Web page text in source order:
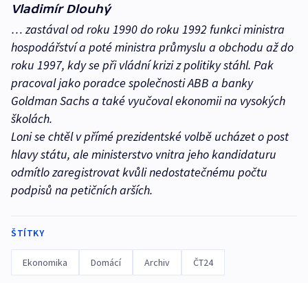
Vladimír Dlouhý
… zastával od roku 1990 do roku 1992 funkci ministra
hospodářství a poté ministra průmyslu a obchodu až do
roku 1997, kdy se při vládní krizi z politiky stáhl. Pak
pracoval jako poradce společnosti ABB a banky
Goldman Sachs a také vyučoval ekonomii na vysokých
školách.
Loni se chtěl v přímé prezidentské volbě ucházet o post
hlavy státu, ale ministerstvo vnitra jeho kandidaturu
odmítlo zaregistrovat kvůli nedostatečnému počtu
podpisů na petičních arších.
ŠTÍTKY
Ekonomika Domácí Archiv ČT24